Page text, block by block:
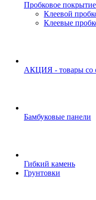
Пробковое
Клеевой
Клеевые
АКЦИЯ - товары со
Бамбуковые панели
Гибкий камень
Грунтовки